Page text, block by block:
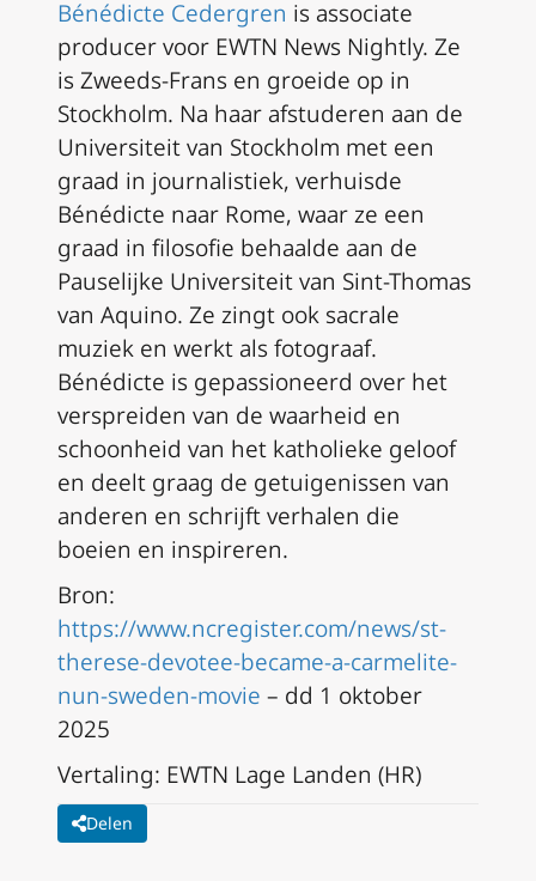
Bénédicte Cedergren is associate
producer voor EWTN News Nightly. Ze
is Zweeds-Frans en groeide op in
Stockholm. Na haar afstuderen aan de
Universiteit van Stockholm met een
graad in journalistiek, verhuisde
Bénédicte naar Rome, waar ze een
graad in filosofie behaalde aan de
Pauselijke Universiteit van Sint-Thomas
van Aquino. Ze zingt ook sacrale
muziek en werkt als fotograaf.
Bénédicte is gepassioneerd over het
verspreiden van de waarheid en
schoonheid van het katholieke geloof
en deelt graag de getuigenissen van
anderen en schrijft verhalen die
boeien en inspireren.
Bron:
https://www.ncregister.com/news/st-
therese-devotee-became-a-carmelite-
nun-sweden-movie – dd 1 oktober
2025
Vertaling: EWTN Lage Landen (HR)
Delen